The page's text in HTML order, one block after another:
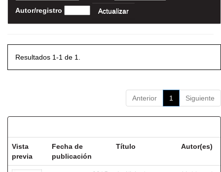
Autor/registro
Resultados 1-1 de 1.
Anterior 1 Siguiente
Vista
previa
Fecha de
publicación
Título Autor(es)